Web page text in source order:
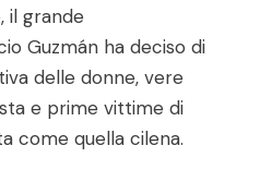
il grande
Guzmán ha deciso di
delle donne, vere
e prime vittime di
come quella cilena.